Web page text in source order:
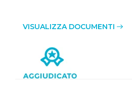
VISUALIZZA DOCUMENTI